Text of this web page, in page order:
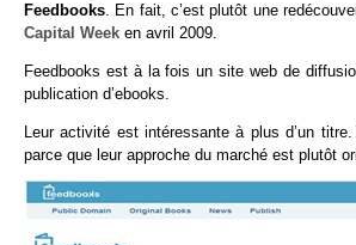
Feedbooks. En fait, c’est plutôt une
Capital Week en avril 2009.
Feedbooks est à la fois un site web de
publication d’ebooks.
Leur activité est intéressante à plus d’un
parce que leur approche du marché est plutôt